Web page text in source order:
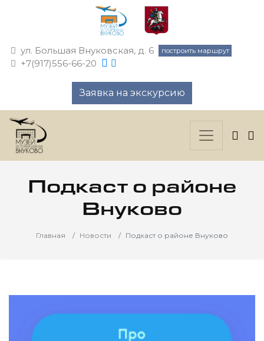
ул. Большая Внуковская, д. 6 построить маршрут
+7(917)556-66-20
Заявка на экскурсию
Подкаст о районе
Внуково
Главная Новости Подкаст о районе Внуково